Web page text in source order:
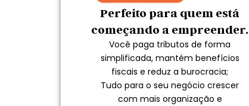
Perfeito para quem está
começando a empreender.
Você paga tributos de forma
simplificada, mantém benefícios
fiscais e reduz a burocracia;
Tudo para o seu negócio crescer
com mais organização e